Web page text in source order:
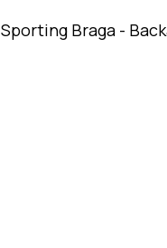
Sporting Braga -